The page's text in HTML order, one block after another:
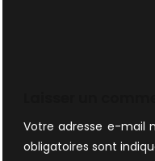
Votre adresse e-mail
obligatoires sont